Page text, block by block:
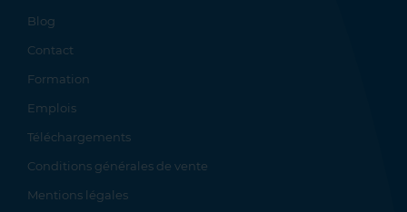
Blog
Contact
Formation
Emplois
Téléchargements
Conditions générales de vente
Mentions légales